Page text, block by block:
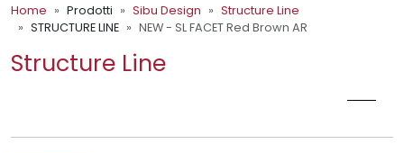
Home Prodotti Sibu Design
Structure Line
STRUCTURE LINE
NEW - SL FACET Red Brown AR
Structure Line